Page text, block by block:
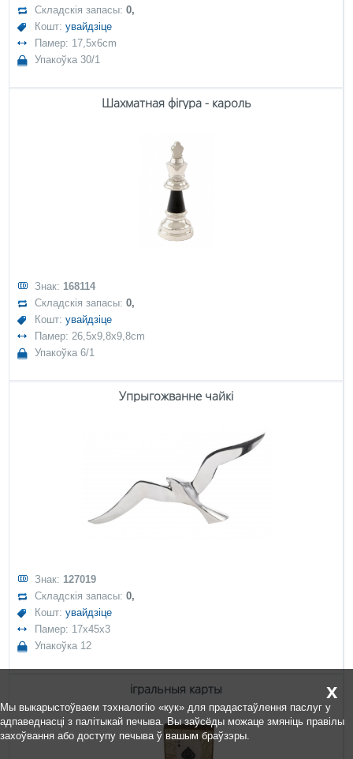
Складскія запасы:0,
Кошт:увайдзіце
Памер: 17,5x6cm
Упакоўка 30/1
Шахматная фігура - кароль
Знак: 168114
Складскія запасы:0,
Кошт:увайдзіце
Памер: 26,5x9,8x9,8cm
Упакоўка 6/1
Упрыгожванне чайкі
Знак: 127019
Складскія запасы:0,
Кошт:увайдзіце
Памер: 17x45x3
Упакоўка 12
ігральныя карты x
Мы выкарыстоўваем тэхналогію «кук» для прадастаўлення паслуг у
адпаведнасці з палітыкай печыва. Вы заўсёды можаце змяніць правілы
захоўвання або доступу печыва ў вашым браўзэры.